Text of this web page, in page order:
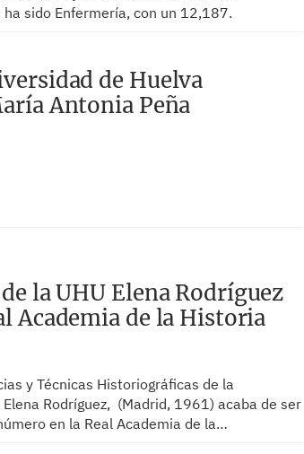
sido Enfermería, con un 12,187.
de Huelva
Antonia Peña
la UHU Elena Rodríguez
Academia de la Historia
y Técnicas Historiográficas de la
Rodríguez, (Madrid, 1961) acaba de ser
en la Real Academia de la…